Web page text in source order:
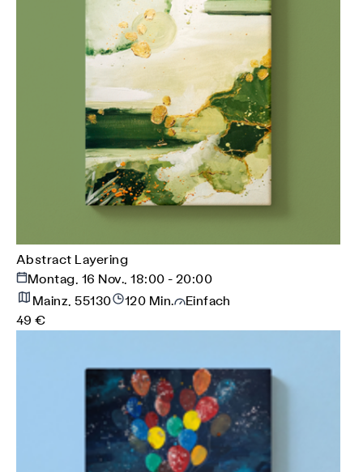
Abstract Layering
Montag, 16 Nov., 18:00 - 20:00
Mainz, 55130
120 Min.
Einfach
49 €